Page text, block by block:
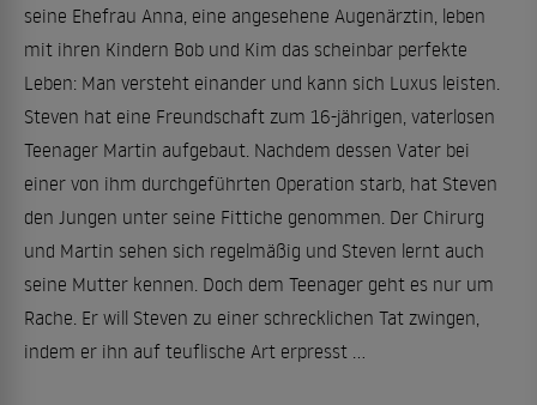
seine Ehefrau Anna, eine angesehene Augenärztin, leben
mit ihren Kindern Bob und Kim das scheinbar perfekte
Leben: Man versteht einander und kann sich Luxus leisten.
Steven hat eine Freundschaft zum 16-jährigen, vaterlosen
Teenager Martin aufgebaut. Nachdem dessen Vater bei
einer von ihm durchgeführten Operation starb, hat Steven
den Jungen unter seine Fittiche genommen. Der Chirurg
und Martin sehen sich regelmäßig und Steven lernt auch
seine Mutter kennen. Doch dem Teenager geht es nur um
Rache. Er will Steven zu einer schrecklichen Tat zwingen,
indem er ihn auf teuflische Art erpresst …